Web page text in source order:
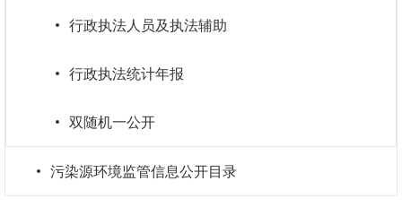
行政执法人员及执法辅助
行政执法统计年报
双随机一公开
污染源环境监管信息公开目录